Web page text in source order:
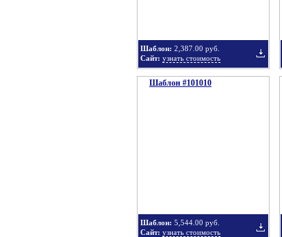
Шаблон: 2,387.00 руб.
Сайт: узнать стоимость
Шаблон #101010
Шаблон: 5,544.00 руб.
Сайт: узнать стоимость